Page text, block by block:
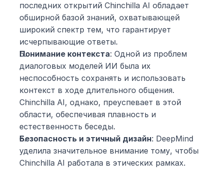
последних открытий Chinchilla AI обладает
обширной базой знаний, охватывающей
широкий спектр тем, что гарантирует
исчерпывающие ответы.
Понимание контекста: Одной из проблем
диалоговых моделей ИИ была их
неспособность сохранять и использовать
контекст в ходе длительного общения.
Chinchilla AI, однако, преуспевает в этой
области, обеспечивая плавность и
естественность беседы.
Безопасность и этичный дизайн: DeepMind
уделила значительное внимание тому, чтобы
Chinchilla AI работала в этических рамках.